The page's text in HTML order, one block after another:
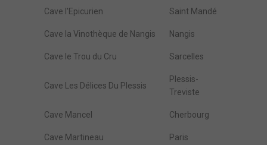
Cave l'Epicurien Saint Mandé
Cave la Vinothèque de Nangis Nangis
Cave le Trou du Cru Sarcelles
Cave Les Délices Du Plessis
Plessis-
Treviste
Cave Mancel Cherbourg
Cave Martineau Paris